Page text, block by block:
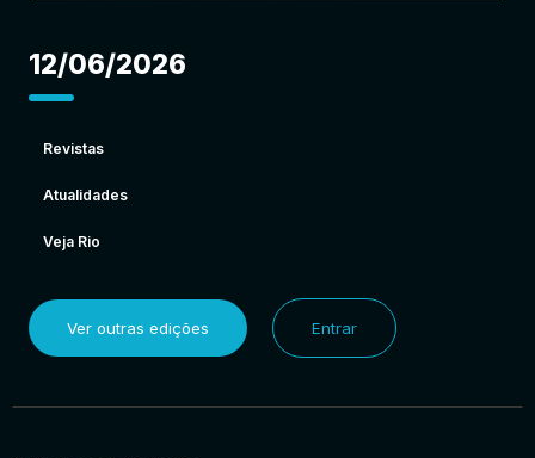
12/06/2026
Revistas
Atualidades
Veja Rio
Ver outras edições Entrar